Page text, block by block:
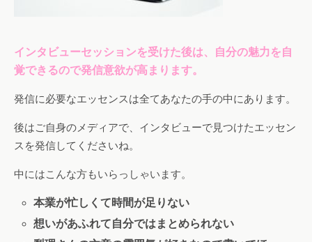
インタビューセッションを受けた後は、自分の魅力を自
覚できるので発信意欲が高まります。
発信に必要なエッセンスは全てあなたの手の中にあります。
後はご自身のメディアで、インタビューで見つけたエッセン
スを発信してくださいね。
中にはこんな方もいらっしゃいます。
本業が忙しくて時間が足りない
想いがあふれて自分ではまとめられない